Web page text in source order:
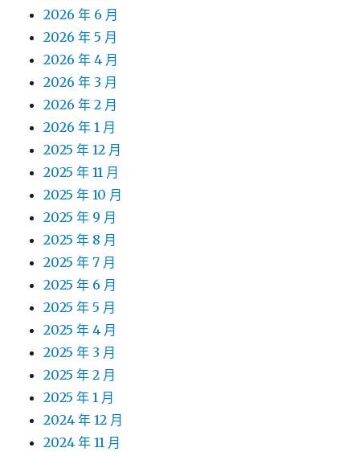
2026 年 6 月
2026 年 5 月
2026 年 4 月
2026 年 3 月
2026 年 2 月
2026 年 1 月
2025 年 12 月
2025 年 11 月
2025 年 10 月
2025 年 9 月
2025 年 8 月
2025 年 7 月
2025 年 6 月
2025 年 5 月
2025 年 4 月
2025 年 3 月
2025 年 2 月
2025 年 1 月
2024 年 12 月
2024 年 11 月